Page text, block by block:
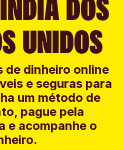
DOS
UNIDOS
de dinheiro online
e seguras para
um método de
pague pela
e acompanhe o